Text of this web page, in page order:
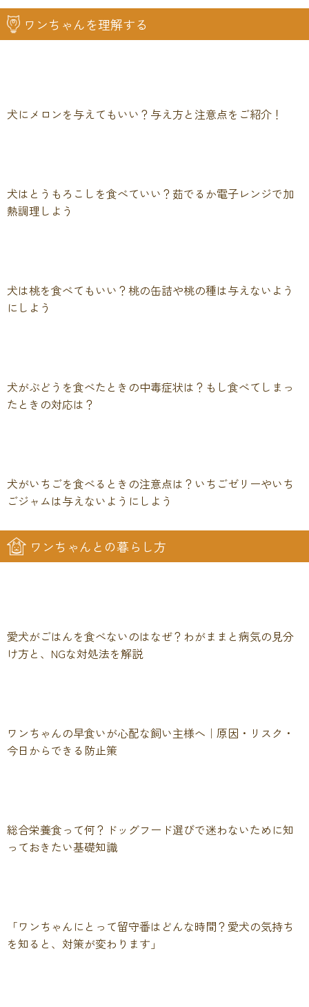
ワンちゃんを理解する
犬にメロンを与えてもいい？与え方と注意点をご紹介！
犬はとうもろこしを食べていい？茹でるか電子レンジで加
熱調理しよう
犬は桃を食べてもいい？桃の缶詰や桃の種は与えないよう
にしよう
犬がぶどうを食べたときの中毒症状は？もし食べてしまっ
たときの対応は？
犬がいちごを食べるときの注意点は？いちごゼリーやいち
ごジャムは与えないようにしよう
ワンちゃんとの暮らし方
愛犬がごはんを食べないのはなぜ？わがままと病気の見分
け方と、NGな対処法を解説
ワンちゃんの早食いが心配な飼い主様へ｜原因・リスク・
今日からできる防止策
総合栄養食って何？ドッグフード選びで迷わないために知
っておきたい基礎知識
「ワンちゃんにとって留守番はどんな時間？愛犬の気持ち
を知ると、対策が変わります」